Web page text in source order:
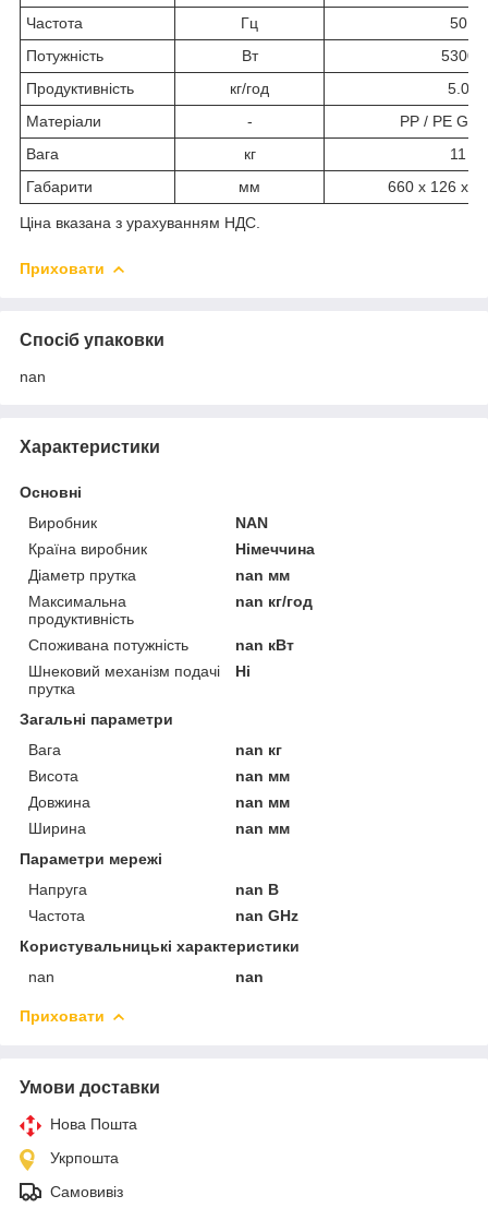
Частота
Гц
50
Потужність
Вт
5300
Продуктивність
кг/год
5.0
Матеріали
-
PP / PE
Вага
кг
11
Габарити
мм 660 x 126 x
Ціна вказана з урахуванням НДС.
Приховати
Спосіб упаковки
nan
Характеристики
Основні
Виробник
NAN
Країна виробник
Німеччина
Діаметр прутка
nan мм
Максимальна
продуктивність
nan кг/год
Споживана потужність
nan кВт
Шнековий механізм подачі
прутка
Ні
Загальні параметри
Вага
nan кг
Висота
nan мм
Довжина
nan мм
Ширина
nan мм
Параметри мережі
Напруга
nan В
Частота
nan GHz
Користувальницькі характеристики
nan
nan
Приховати
Умови доставки
Нова Пошта
Укрпошта
Самовивіз